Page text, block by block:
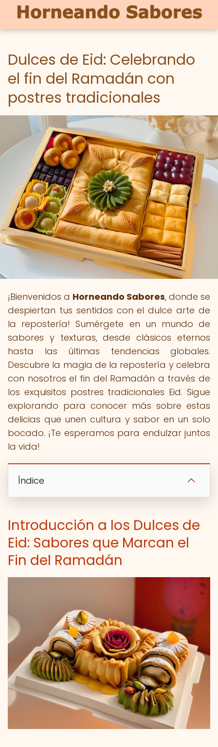
Dulces de Eid: Celebrando
el fin del Ramadán con
postres tradicionales
¡Bienvenidos a Horneando Sabores, donde se
despiertan tus sentidos con el dulce arte de
la repostería! Sumérgete en un mundo de
sabores y texturas, desde clásicos eternos
hasta las últimas tendencias globales.
Descubre la magia de la repostería y celebra
con nosotros el fin del Ramadán a través de
los exquisitos postres tradicionales Eid. Sigue
explorando para conocer más sobre estas
delicias que unen cultura y sabor en un solo
bocado. ¡Te esperamos para endulzar juntos
la vida!
Índice
Introducción a los Dulces de
Eid: Sabores que Marcan el
Fin del Ramadán